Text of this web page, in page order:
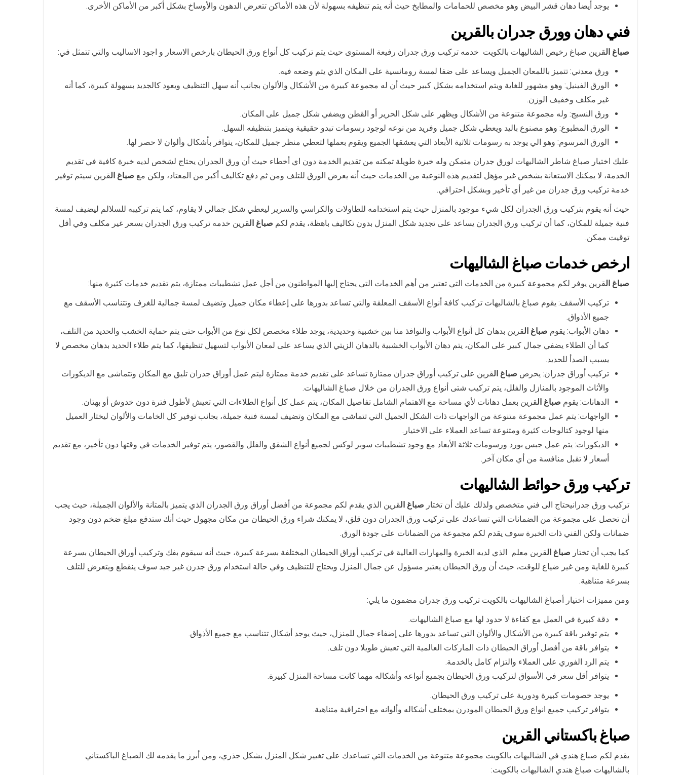
يوجد أيضا دهان قشر البيض وهو مخصص للحمامات والمطابخ حيث أنه يتم تنظيفه بسهولة لأن هذه الأماكن تتعرض الدهون والأوساخ بشكل أكبر من الأماكن الأخرى.
فني دهان وورق جدران بالقرين
صباغ القرين صباغ رخيص الشاليهات بالكويت خدمه تركيب ورق جدران رفيعة المستوى حيث يتم تركيب كل أنواع ورق الحيطان بارخص الاسعار و اجود الاساليب والتي تتمثل في:
ورق معدني: تتميز باللمعان الجميل ويساعد على ضفا لمسة رومانسية على المكان الذي يتم وضعه فيه.
الورق الفينيل: وهو مشهور للغاية ويتم استخدامه بشكل كبير حيث أن له مجموعة كبيرة من الأشكال والألوان بجانب أنه سهل التنظيف ويعود كالجديد بسهولة كبيرة، كما أنه
غير مكلف وخفيف الوزن.
ورق النسيج: وله مجموعة متنوعة من الأشكال ويظهر على شكل الحرير أو القطن ويضفي شكل جميل على المكان.
الورق المطبوع: وهو مصنوع باليد ويعطي شكل جميل وفريد من نوعه لوجود رسومات تبدو حقيقية ويتميز بتنظيفه السهل.
الورق المرسوم: وهو الي يوجد به رسومات ثلاثية الأبعاد التي يعشقها الجميع ويقوم بعملها لتعطي منظر جميل للمكان، يتوافر بأشكال وألوان لا حصر لها.
عليك اختيار صباغ شاطر الشاليهات لورق جدران متمكن وله خبرة طويلة تمكنه من تقديم الخدمة دون اي أخطاء حيث أن ورق الجدران يحتاج لشخص لديه خبرة كافية في تقديم
الخدمة، لا يمكنك الاستعانة بشخص غير مؤهل لتقديم هذه النوعية من الخدمات حيث أنه يعرض الورق للتلف ومن ثم دفع تكاليف أكبر من المعتاد، ولكن مع صباغ القرين سيتم توفير
خدمة تركيب ورق جدران من غير أي تأخير وبشكل احترافي.
حيث أنه يقوم بتركيب ورق الجدران لكل شيء موجود بالمنزل حيث يتم استخدامه للطاولات والكراسي والسرير ليعطي شكل جمالي لا يقاوم، كما يتم تركيبه للسلالم ليضيف لمسة
فنية جميلة للمكان، كما أن تركيب ورق الجدران يساعد على تجديد شكل المنزل بدون تكاليف باهظة، يقدم لكم صباغ القرين خدمه تركيب ورق الجدران بسعر غير مكلف وفي أقل
توقيت ممكن.
ارخص خدمات صباغ الشاليهات
صباغ القرين يوفر لكم مجموعة كبيرة من الخدمات التي تعتبر من أهم الخدمات التي يحتاج إليها المواطنون من أجل عمل تشطيبات ممتازة، يتم تقديم خدمات كثيرة منها:
تركيب الأسقف: يقوم صباغ بالشاليهات تركيب كافة أنواع الأسقف المعلقة والتي تساعد بدورها على إعطاء مكان جميل وتضيف لمسة جمالية للغرف وتتناسب الأسقف مع
جميع الأذواق.
دهان الأبواب: يقوم صباغ القرين بدهان كل أنواع الأبواب والنوافذ متا بين خشبية وحديدية، يوجد طلاء مخصص لكل نوع من الأبواب حتى يتم حماية الخشب والحديد من التلف،
كما أن الطلاء يضفي جمال كبير على المكان، يتم دهان الأبواب الخشبية بالدهان الزيتي الذي يساعد على لمعان الأبواب لتسهيل تنظيفها، كما يتم طلاء الحديد بدهان مخصص لا
يسبب الصدأ للحديد.
تركيب أوراق جدران: يحرص صباغ القرين على تركيب أوراق جدران ممتازة تساعد على تقديم خدمة ممتازة ليتم عمل أوراق جدران تليق مع المكان وتتماشى مع الديكورات
والأثاث الموجود بالمنازل والفلل، يتم تركيب شتى أنواع ورق الجدران من خلال صباغ الشاليهات.
الدهانات: يقوم صباغ القرين بعمل دهانات لأي مساحة مع الاهتمام الشامل تفاصيل المكان، يتم عمل كل أنواع الطلاءات التي تعيش لأطول فترة دون خدوش أو بهتان.
الواجهات: يتم عمل مجموعة متنوعة من الواجهات ذات الشكل الجميل التي تتماشى مع المكان وتضيف لمسة فنية جميلة، بجانب توفير كل الخامات والألوان ليختار العميل
منها لوجود كتالوجات كثيرة ومتنوعة تساعد العملاء على الاختيار.
الديكورات: يتم عمل جبس بورد ورسومات ثلاثة الأبعاد مع وجود تشطيبات سوبر لوكس لجميع أنواع الشقق والفلل والقصور، يتم توفير الخدمات في وقتها دون تأخير، مع تقديم
أسعار لا تقبل منافسة من أي مكان آخر.
تركيب ورق حوائط الشاليهات
تركيب ورق جدرانيحتاج الى فني متخصص ولذلك عليك أن تختار صباغ القرين الذي يقدم لكم مجموعة من أفضل أوراق ورق الجدران الذي يتميز بالمتانة والألوان الجميلة، حيث يجب
أن تحصل على مجموعة من الضمانات التي تساعدك على تركيب ورق الجدران دون قلق، لا يمكنك شراء ورق الحيطان من مكان مجهول حيث أنك ستدفع مبلغ ضخم دون وجود
ضمانات ولكن الفني ذات الخبرة سوف يقدم لكم مجموعة من الضمانات على جودة الورق.
كما يجب أن تختار صباغ القرين معلم الذي لديه الخبرة والمهارات العالية في تركيب أوراق الحيطان المختلفة بسرعة كبيرة، حيث أنه سيقوم بفك وتركيب أوراق الحيطان بسرعة
كبيرة للغاية ومن غير ضياع للوقت، حيث أن ورق الحيطان يعتبر مسؤول عن جمال المنزل ويحتاج للتنظيف وفي حالة استخدام ورق جدرن غير جيد سوف ينقطع ويتعرض للتلف
بسرعة متناهية.
ومن مميزات اختيار أصباغ الشاليهات بالكويت تركيب ورق جدران مضمون ما يلي:
دقة كبيرة في العمل مع كفاءة لا حدود لها مع صباغ الشاليهات.
يتم توفير باقة كبيرة من الأشكال والألوان التي تساعد بدورها على إضفاء جمال للمنزل، حيث يوجد أشكال تتناسب مع جميع الأذواق.
يتوافر باقة من أفضل أوراق الحيطان ذات الماركات العالمية التي تعيش طويلا دون تلف.
يتم الرد الفوري على العملاء والتزام كامل بالخدمة.
يتوافر أقل سعر في الأسواق لتركيب ورق الحيطان بجميع أنواعه وأشكاله مهما كانت مساحة المنزل كبيرة.
يوجد خصومات كبيرة ودورية على تركيب ورق الحيطان.
يتوافر تركيب جميع انواع ورق الحيطان المودرن بمختلف أشكاله وألوانه مع احترافية متناهية.
صباغ باكستاني القرين
يقدم لكم صباغ هندي في الشاليهات بالكويت مجموعة متنوعة من الخدمات التي تساعدك على تغيير شكل المنزل بشكل جذري، ومن أبرز ما يقدمه لك الصباغ الباكستاني
بالشاليهات صباغ هندي الشاليهات بالكويت: